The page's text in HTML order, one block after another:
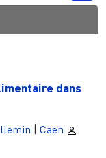
dans
Caen